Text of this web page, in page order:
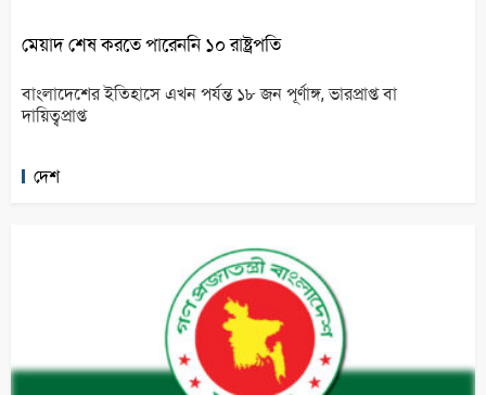
মেয়াদ শেষ করতে পারেননি ১০ রাষ্ট্রপতি
বাংলাদেশের ইতিহাসে এখন পর্যন্ত ১৮ জন পূর্ণাঙ্গ, ভারপ্রাপ্ত বা
দায়িত্বপ্রাপ্ত
দেশ